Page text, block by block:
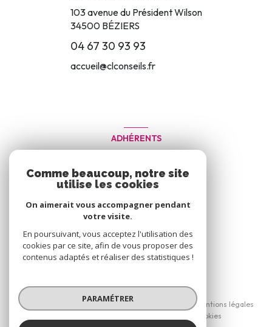
103 avenue du Président Wilson
34500 BÉZIERS
04 67 30 93 93
accueil@clconseils.fr
ADHÉRENTS
© 2026 | Tous droits réservés
Nos honoraires Nos partenaires
Mentions légales
Cookies
Comme beaucoup, notre site
utilise les cookies
On aimerait vous accompagner pendant
votre visite.
En poursuivant, vous acceptez l'utilisation des
cookies par ce site, afin de vous proposer des
contenus adaptés et réaliser des statistiques !
PARAMÉTRER